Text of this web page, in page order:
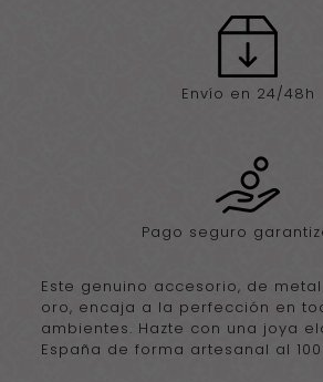
Envío en 24/48h
Pago seguro
Este genuino accesorio, de
oro, encaja a la perfección en
ambientes. Hazte con una joya
España de forma artesanal al